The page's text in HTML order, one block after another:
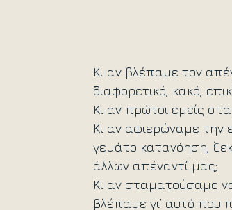
Κι αν βλέπαμε τον
διαφορετικό, κακό,
Κι αν πρώτοι εμείς
Κι αν αφιερώναμε την
γεμάτο κατανόηση,
άλλων απέναντί μας;
Κι αν σταματούσαμε
βλέπαμε γι’ αυτό που